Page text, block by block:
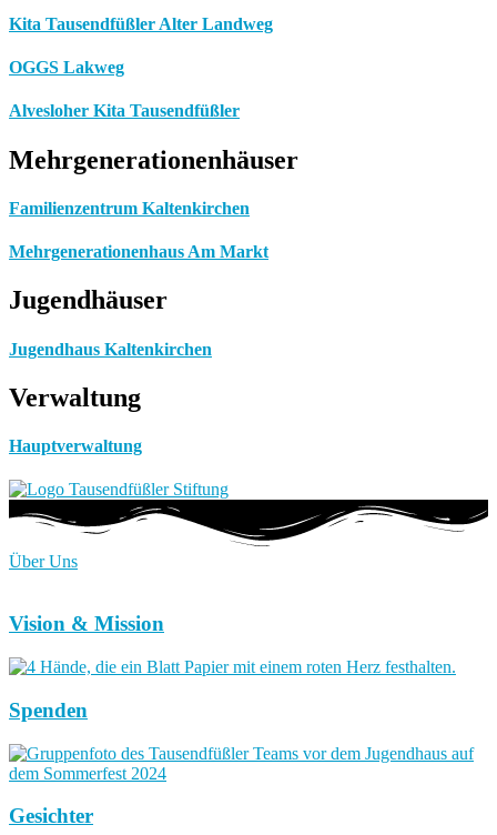
Kita Tausendfüßler Alter Landweg
OGGS Lakweg
Alvesloher Kita Tausendfüßler
Mehrgenerationenhäuser
Familienzentrum Kaltenkirchen
Mehrgenerationenhaus Am Markt
Jugendhäuser
Jugendhaus Kaltenkirchen
Verwaltung
Hauptverwaltung
Über Uns
Vision & Mission
Spenden
Gesichter